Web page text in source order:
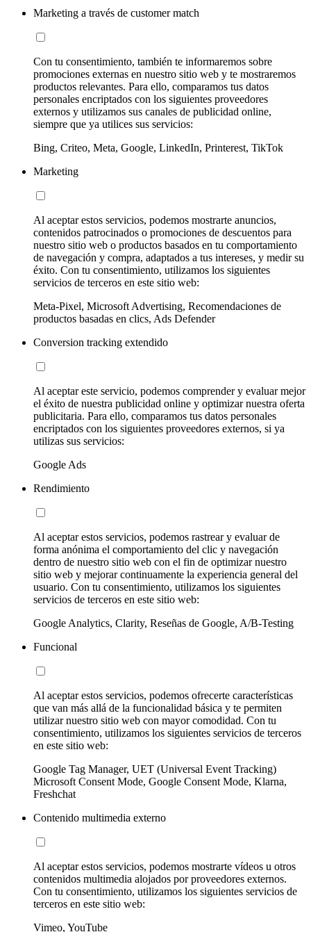
Marketing a través de customer match
Con tu consentimiento, también te informaremos sobre
promociones externas en nuestro sitio web y te mostraremos
productos relevantes. Para ello, comparamos tus datos
personales encriptados con los siguientes proveedores
externos y utilizamos sus canales de publicidad online,
siempre que ya utilices sus servicios:
Bing, Criteo, Meta, Google, LinkedIn, Printerest, TikTok
Marketing
Al aceptar estos servicios, podemos mostrarte anuncios,
contenidos patrocinados o promociones de descuentos para
nuestro sitio web o productos basados en tu comportamiento
de navegación y compra, adaptados a tus intereses, y medir su
éxito. Con tu consentimiento, utilizamos los siguientes
servicios de terceros en este sitio web:
Meta-Pixel, Microsoft Advertising, Recomendaciones de
productos basadas en clics, Ads Defender
Conversion tracking extendido
Al aceptar este servicio, podemos comprender y evaluar mejor
el éxito de nuestra publicidad online y optimizar nuestra oferta
publicitaria. Para ello, comparamos tus datos personales
encriptados con los siguientes proveedores externos, si ya
utilizas sus servicios:
Google Ads
Rendimiento
Al aceptar estos servicios, podemos rastrear y evaluar de
forma anónima el comportamiento del clic y navegación
dentro de nuestro sitio web con el fin de optimizar nuestro
sitio web y mejorar continuamente la experiencia general del
usuario. Con tu consentimiento, utilizamos los siguientes
servicios de terceros en este sitio web:
Google Analytics, Clarity, Reseñas de Google, A/B-Testing
Funcional
Al aceptar estos servicios, podemos ofrecerte características
que van más allá de la funcionalidad básica y te permiten
utilizar nuestro sitio web con mayor comodidad. Con tu
consentimiento, utilizamos los siguientes servicios de terceros
en este sitio web:
Google Tag Manager, UET (Universal Event Tracking)
Microsoft Consent Mode, Google Consent Mode, Klarna,
Freshchat
Contenido multimedia externo
Al aceptar estos servicios, podemos mostrarte vídeos u otros
contenidos multimedia alojados por proveedores externos.
Con tu consentimiento, utilizamos los siguientes servicios de
terceros en este sitio web:
Vimeo, YouTube